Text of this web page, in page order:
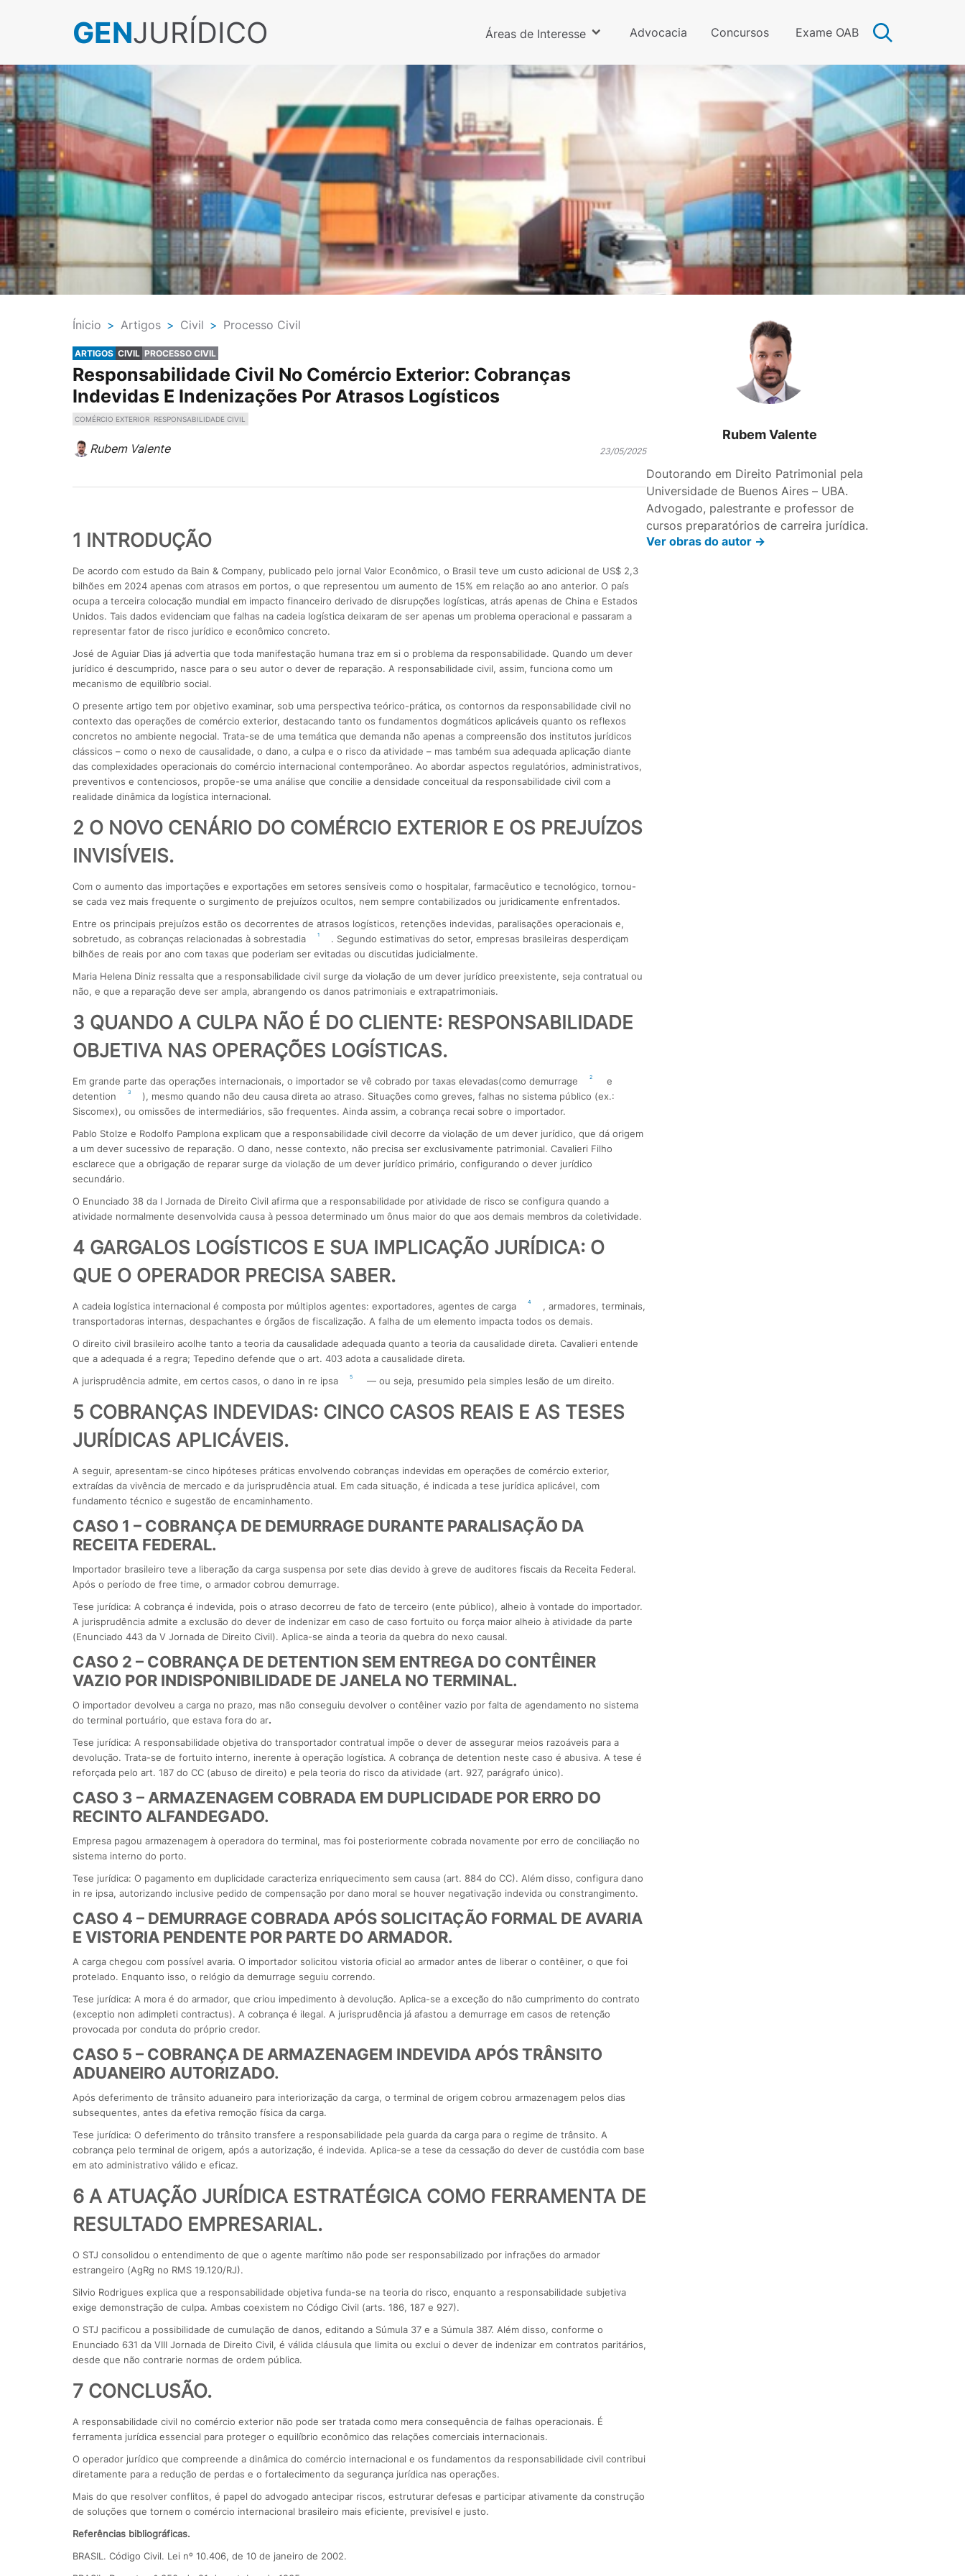
GENJURÍDICO Áreas de Interesse Advocacia Concursos Exame OAB
Ínicio > Artigos > Civil > Processo Civil
ARTIGOS CIVIL PROCESSO CIVIL
Responsabilidade Civil No Comércio Exterior: Cobranças
Indevidas E Indenizações Por Atrasos Logísticos
COMÉRCIO EXTERIOR RESPONSABILIDADE CIVIL
Rubem Valente 23/05/2025
1 INTRODUÇÃO
De acordo com estudo da Bain & Company, publicado pelo jornal Valor Econômico, o Brasil teve um custo adicional de US$ 2,3
bilhões em 2024 apenas com atrasos em portos, o que representou um aumento de 15% em relação ao ano anterior. O país
ocupa a terceira colocação mundial em impacto financeiro derivado de disrupções logísticas, atrás apenas de China e Estados
Unidos. Tais dados evidenciam que falhas na cadeia logística deixaram de ser apenas um problema operacional e passaram a
representar fator de risco jurídico e econômico concreto.
José de Aguiar Dias já advertia que toda manifestação humana traz em si o problema da responsabilidade. Quando um dever
jurídico é descumprido, nasce para o seu autor o dever de reparação. A responsabilidade civil, assim, funciona como um
mecanismo de equilíbrio social.
O presente artigo tem por objetivo examinar, sob uma perspectiva teórico-prática, os contornos da responsabilidade civil no
contexto das operações de comércio exterior, destacando tanto os fundamentos dogmáticos aplicáveis quanto os reflexos
concretos no ambiente negocial. Trata-se de uma temática que demanda não apenas a compreensão dos institutos jurídicos
clássicos – como o nexo de causalidade, o dano, a culpa e o risco da atividade – mas também sua adequada aplicação diante
das complexidades operacionais do comércio internacional contemporâneo. Ao abordar aspectos regulatórios, administrativos,
preventivos e contenciosos, propõe-se uma análise que concilie a densidade conceitual da responsabilidade civil com a
realidade dinâmica da logística internacional.
2 O NOVO CENÁRIO DO COMÉRCIO EXTERIOR E OS PREJUÍZOS
INVISÍVEIS.
Com o aumento das importações e exportações em setores sensíveis como o hospitalar, farmacêutico e tecnológico, tornou-
se cada vez mais frequente o surgimento de prejuízos ocultos, nem sempre contabilizados ou juridicamente enfrentados.
Entre os principais prejuízos estão os decorrentes de atrasos logísticos, retenções indevidas, paralisações operacionais e,
sobretudo, as cobranças relacionadas à sobrestadia
1
. Segundo estimativas do setor, empresas brasileiras desperdiçam
bilhões de reais por ano com taxas que poderiam ser evitadas ou discutidas judicialmente.
Maria Helena Diniz ressalta que a responsabilidade civil surge da violação de um dever jurídico preexistente, seja contratual ou
não, e que a reparação deve ser ampla, abrangendo os danos patrimoniais e extrapatrimoniais.
3 QUANDO A CULPA NÃO É DO CLIENTE: RESPONSABILIDADE
OBJETIVA NAS OPERAÇÕES LOGÍSTICAS.
Em grande parte das operações internacionais, o importador se vê cobrado por taxas elevadas(como demurrage 2
e
detention
3
), mesmo quando não deu causa direta ao atraso. Situações como greves, falhas no sistema público (ex.:
Siscomex), ou omissões de intermediários, são frequentes. Ainda assim, a cobrança recai sobre o importador.
Pablo Stolze e Rodolfo Pamplona explicam que a responsabilidade civil decorre da violação de um dever jurídico, que dá origem
a um dever sucessivo de reparação. O dano, nesse contexto, não precisa ser exclusivamente patrimonial. Cavalieri Filho
esclarece que a obrigação de reparar surge da violação de um dever jurídico primário, configurando o dever jurídico
secundário.
O Enunciado 38 da I Jornada de Direito Civil afirma que a responsabilidade por atividade de risco se configura quando a
atividade normalmente desenvolvida causa à pessoa determinado um ônus maior do que aos demais membros da coletividade.
4 GARGALOS LOGÍSTICOS E SUA IMPLICAÇÃO JURÍDICA: O
QUE O OPERADOR PRECISA SABER.
A cadeia logística internacional é composta por múltiplos agentes: exportadores, agentes de carga 4
, armadores, terminais,
transportadoras internas, despachantes e órgãos de fiscalização. A falha de um elemento impacta todos os demais.
O direito civil brasileiro acolhe tanto a teoria da causalidade adequada quanto a teoria da causalidade direta. Cavalieri entende
que a adequada é a regra; Tepedino defende que o art. 403 adota a causalidade direta.
A jurisprudência admite, em certos casos, o dano in re ipsa
5 — ou seja, presumido pela simples lesão de um direito.
5 COBRANÇAS INDEVIDAS: CINCO CASOS REAIS E AS TESES
JURÍDICAS APLICÁVEIS.
A seguir, apresentam-se cinco hipóteses práticas envolvendo cobranças indevidas em operações de comércio exterior,
extraídas da vivência de mercado e da jurisprudência atual. Em cada situação, é indicada a tese jurídica aplicável, com
fundamento técnico e sugestão de encaminhamento.
CASO 1 – COBRANÇA DE DEMURRAGE DURANTE PARALISAÇÃO DA
RECEITA FEDERAL.
Importador brasileiro teve a liberação da carga suspensa por sete dias devido à greve de auditores fiscais da Receita Federal.
Após o período de free time, o armador cobrou demurrage.
Tese jurídica: A cobrança é indevida, pois o atraso decorreu de fato de terceiro (ente público), alheio à vontade do importador.
A jurisprudência admite a exclusão do dever de indenizar em caso de caso fortuito ou força maior alheio à atividade da parte
(Enunciado 443 da V Jornada de Direito Civil). Aplica-se ainda a teoria da quebra do nexo causal.
CASO 2 – COBRANÇA DE DETENTION SEM ENTREGA DO CONTÊINER
VAZIO POR INDISPONIBILIDADE DE JANELA NO TERMINAL.
O importador devolveu a carga no prazo, mas não conseguiu devolver o contêiner vazio por falta de agendamento no sistema
do terminal portuário, que estava fora do ar.
Tese jurídica: A responsabilidade objetiva do transportador contratual impõe o dever de assegurar meios razoáveis para a
devolução. Trata-se de fortuito interno, inerente à operação logística. A cobrança de detention neste caso é abusiva. A tese é
reforçada pelo art. 187 do CC (abuso de direito) e pela teoria do risco da atividade (art. 927, parágrafo único).
CASO 3 – ARMAZENAGEM COBRADA EM DUPLICIDADE POR ERRO DO
RECINTO ALFANDEGADO.
Empresa pagou armazenagem à operadora do terminal, mas foi posteriormente cobrada novamente por erro de conciliação no
sistema interno do porto.
Tese jurídica: O pagamento em duplicidade caracteriza enriquecimento sem causa (art. 884 do CC). Além disso, configura dano
in re ipsa, autorizando inclusive pedido de compensação por dano moral se houver negativação indevida ou constrangimento.
CASO 4 – DEMURRAGE COBRADA APÓS SOLICITAÇÃO FORMAL DE AVARIA
E VISTORIA PENDENTE POR PARTE DO ARMADOR.
A carga chegou com possível avaria. O importador solicitou vistoria oficial ao armador antes de liberar o contêiner, o que foi
protelado. Enquanto isso, o relógio da demurrage seguiu correndo.
Tese jurídica: A mora é do armador, que criou impedimento à devolução. Aplica-se a exceção do não cumprimento do contrato
(exceptio non adimpleti contractus). A cobrança é ilegal. A jurisprudência já afastou a demurrage em casos de retenção
provocada por conduta do próprio credor.
CASO 5 – COBRANÇA DE ARMAZENAGEM INDEVIDA APÓS TRÂNSITO
ADUANEIRO AUTORIZADO.
Após deferimento de trânsito aduaneiro para interiorização da carga, o terminal de origem cobrou armazenagem pelos dias
subsequentes, antes da efetiva remoção física da carga.
Tese jurídica: O deferimento do trânsito transfere a responsabilidade pela guarda da carga para o regime de trânsito. A
cobrança pelo terminal de origem, após a autorização, é indevida. Aplica-se a tese da cessação do dever de custódia com base
em ato administrativo válido e eficaz.
6 A ATUAÇÃO JURÍDICA ESTRATÉGICA COMO FERRAMENTA DE
RESULTADO EMPRESARIAL.
O STJ consolidou o entendimento de que o agente marítimo não pode ser responsabilizado por infrações do armador
estrangeiro (AgRg no RMS 19.120/RJ).
Silvio Rodrigues explica que a responsabilidade objetiva funda-se na teoria do risco, enquanto a responsabilidade subjetiva
exige demonstração de culpa. Ambas coexistem no Código Civil (arts. 186, 187 e 927).
O STJ pacificou a possibilidade de cumulação de danos, editando a Súmula 37 e a Súmula 387. Além disso, conforme o
Enunciado 631 da VIII Jornada de Direito Civil, é válida cláusula que limita ou exclui o dever de indenizar em contratos paritários,
desde que não contrarie normas de ordem pública.
7 CONCLUSÃO.
A responsabilidade civil no comércio exterior não pode ser tratada como mera consequência de falhas operacionais. É
ferramenta jurídica essencial para proteger o equilíbrio econômico das relações comerciais internacionais.
O operador jurídico que compreende a dinâmica do comércio internacional e os fundamentos da responsabilidade civil contribui
diretamente para a redução de perdas e o fortalecimento da segurança jurídica nas operações.
Mais do que resolver conflitos, é papel do advogado antecipar riscos, estruturar defesas e participar ativamente da construção
de soluções que tornem o comércio internacional brasileiro mais eficiente, previsível e justo.
Referências bibliográficas.
BRASIL. Código Civil. Lei nº 10.406, de 10 de janeiro de 2002.
Rubem Valente
Doutorando em Direito Patrimonial pela
Universidade de Buenos Aires – UBA.
Advogado, palestrante e professor de
cursos preparatórios de carreira jurídica.
Ver obras do autor ->